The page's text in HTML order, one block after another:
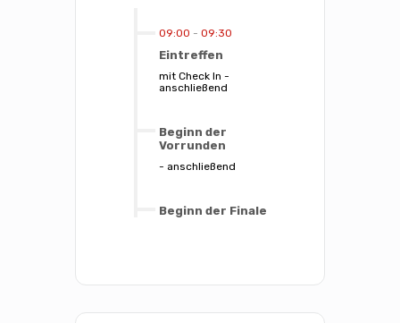
09:00 - 09:30
Eintreffen
mit Check In -
anschließend
Beginn der
Vorrunden
- anschließend
Beginn der Finale